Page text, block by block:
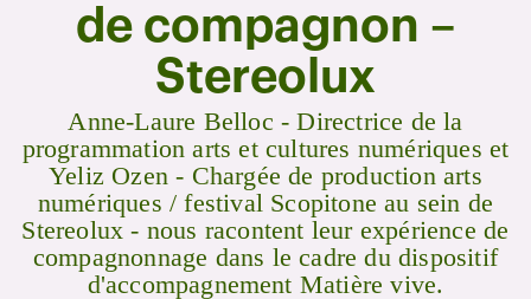
de compagnon –
Stereolux
Anne-Laure Belloc - Directrice de la
programmation arts et cultures numériques et
Yeliz Ozen - Chargée de production arts
numériques / festival Scopitone au sein de
Stereolux - nous racontent leur expérience de
compagnonnage dans le cadre du dispositif
d'accompagnement Matière vive.